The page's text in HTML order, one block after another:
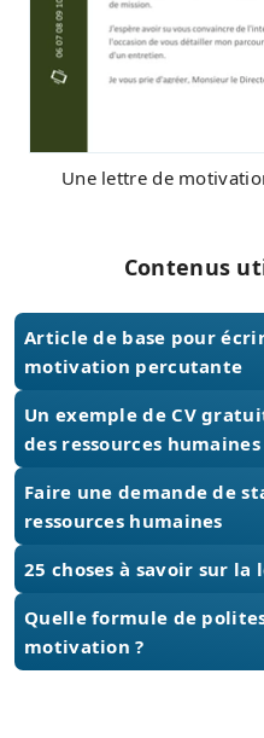
Une lettre de
Contenus
Article de base pour
motivation percutante
Un exemple de CV
des ressources humaines
Faire une demande de
ressources humaines
25 choses à savoir sur
Quelle formule de
motivation ?